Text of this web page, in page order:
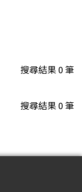
搜尋結果0筆
搜尋結果0筆